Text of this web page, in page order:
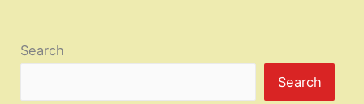
Search
Search